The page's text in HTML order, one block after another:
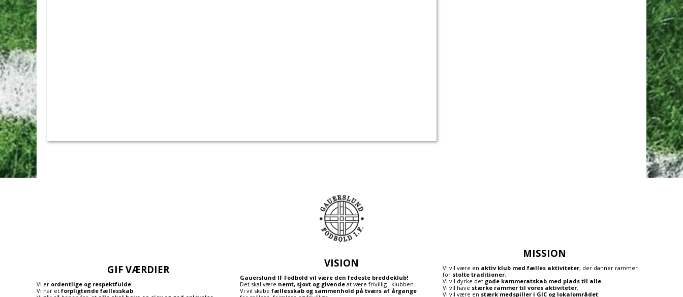
GIF VÆRDIER
Vi er ordentlige og respektfulde.
Vi har et forpligtende fællesskab.
VISION
Gauerslund IF Fodbold vil være den fedeste breddeklub!
Det skal være nemt, sjovt og givende at være frivillig i klubben.
Vi vil skabe fællesskab og sammenhold på tværs af årgange
MISSION
Vi vil være en aktiv klub med fælles aktiviteter, der danner rammer
for stolte traditioner.
Vi vil dyrke det gode kammeratskab med plads til alle.
Vi vil have stærke rammer til vores aktiviteter.
Vi vil være en stærk medspiller i GIC og lokalområdet.